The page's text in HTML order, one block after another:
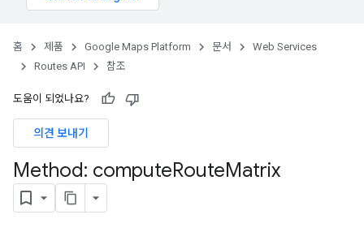
홈 제품 Google Maps Platform 문서
Web Services
Routes API
참조
도움이 되었나요?
의견 보내기
Method: computeRouteMatrix